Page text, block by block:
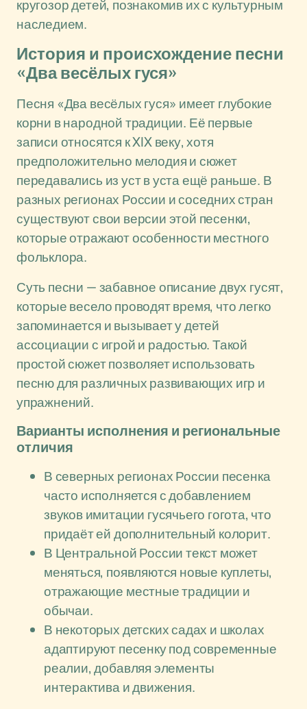
кругозор детей, познакомив их с культурным
наследием.
История и происхождение песни
«Два весёлых гуся»
Песня «Два весёлых гуся» имеет глубокие
корни в народной традиции. Её первые
записи относятся к XIX веку, хотя
предположительно мелодия и сюжет
передавались из уст в уста ещё раньше. В
разных регионах России и соседних стран
существуют свои версии этой песенки,
которые отражают особенности местного
фольклора.
Суть песни — забавное описание двух гусят,
которые весело проводят время, что легко
запоминается и вызывает у детей
ассоциации с игрой и радостью. Такой
простой сюжет позволяет использовать
песню для различных развивающих игр и
упражнений.
Варианты исполнения и региональные
отличия
В северных регионах России песенка
часто исполняется с добавлением
звуков имитации гусячьего гогота, что
придаёт ей дополнительный колорит.
В Центральной России текст может
меняться, появляются новые куплеты,
отражающие местные традиции и
обычаи.
В некоторых детских садах и школах
адаптируют песенку под современные
реалии, добавляя элементы
интерактива и движения.